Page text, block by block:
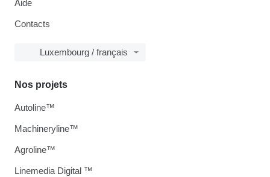
Aide
Contacts
Luxembourg / français
Nos projets
Autoline™
Machineryline™
Agroline™
Linemedia Digital ™